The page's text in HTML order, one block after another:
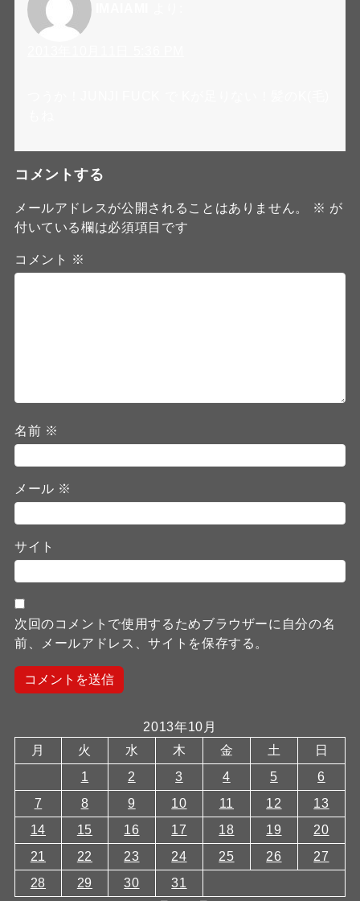
コメントする
メールアドレスが公開されることはありません。 ※ が
付いている欄は必須項目です
コメント ※
名前 ※
メール ※
サイト
次回のコメントで使用するためブラウザーに自分の名
前、メールアドレス、サイトを保存する。
2013年10月
月
火 水 木 金 土
日
1
2 3 4 5
6
7
8 9 10 11 12
13
14
15 16 17 18 19
20
21
22 23 24 25 26
27
28
29 30
31